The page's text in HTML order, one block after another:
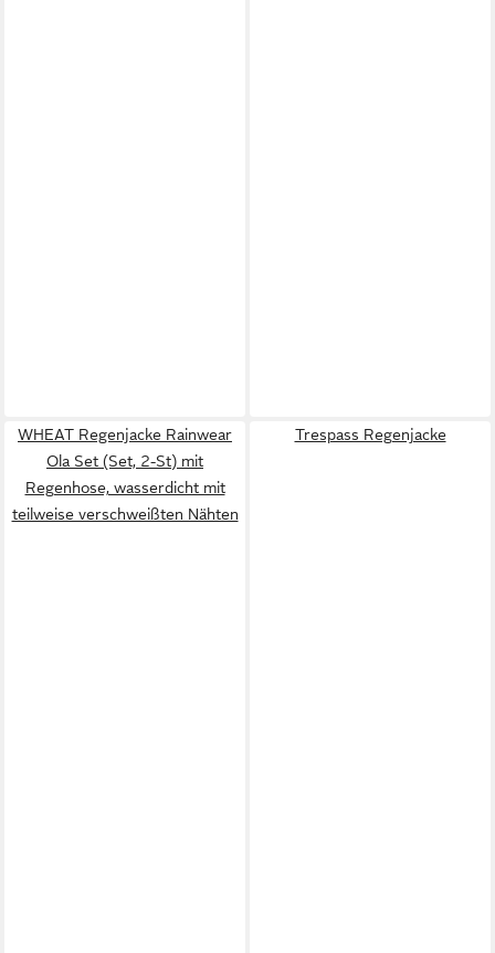
WHEAT Regenjacke Rainwear
Ola Set (Set, 2-St) mit
Regenhose, wasserdicht mit
teilweise verschweißten Nähten
Trespass Regenjacke